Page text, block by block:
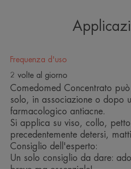
L’OPINIONE DEL
Concentrato anti-
agisce sul
all'origine delle
Frequenza d'uso
2 volte al giorno
Comedomed Concentrato
solo, in associazione o dopo
farmacologico antiacne.
Si applica su viso, collo,
precedentemente detersi,
Consiglio dell'esperto:
Un solo consiglio da dare: